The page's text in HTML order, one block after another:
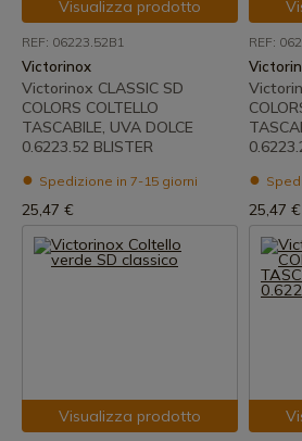
Visualizza prodotto
REF: 06223.52B1
Victorinox
Victorinox CLASSIC SD
COLORS COLTELLO
TASCABILE, UVA DOLCE
0.6223.52 BLISTER
Spedizione in 7-15 giorni
25,47 €
REF:
25,47 €
Visualizza prodotto